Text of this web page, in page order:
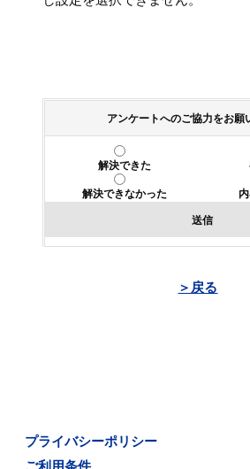
アンケートへのご協力をお願
解決できた
解決できなかった
送信
＞戻る
プライバシーポリシー